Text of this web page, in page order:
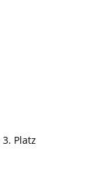
3. Platz